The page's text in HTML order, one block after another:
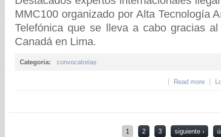
MMC100 organizado por Alta Tecnología
Telefónica que se lleva a cabo gracias
Canadá en Lima.
Categoria: convocatorias
Read more
1 2 3 siguiente ›